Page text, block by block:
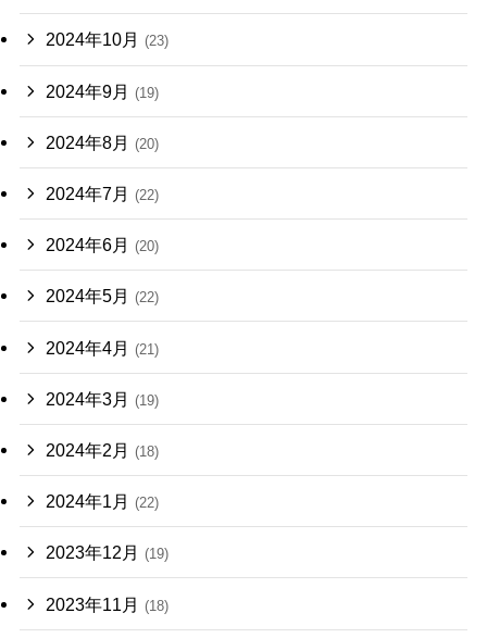
2024年10月 (23)
2024年9月 (19)
2024年8月 (20)
2024年7月 (22)
2024年6月 (20)
2024年5月 (22)
2024年4月 (21)
2024年3月 (19)
2024年2月 (18)
2024年1月 (22)
2023年12月 (19)
2023年11月 (18)